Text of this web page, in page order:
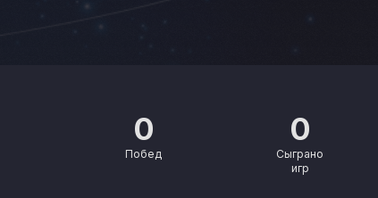
0
Побед
0
Сыграно
игр